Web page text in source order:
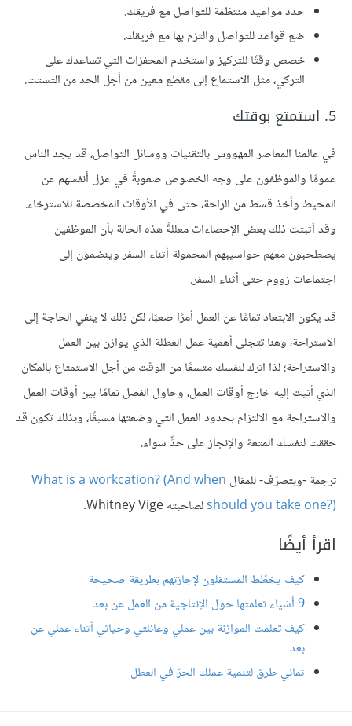
حدد مواعيد منتظمة للتواصل مع فريقك.
ضع قواعد للتواصل والتزم بها مع فريقك.
خصص وقتًا للتركيز واستخدم المحفزات التي تساعدك على
التركي، مثل الاستماع إلى مقطع معين من أجل الحد من التشتت.
5. استمتع بوقتك
في عالمنا المعاصر المهووس بالتقنيات ووسائل التواصل، قد يجد الناس
عمومًا والموظفون على وجه الخصوص صعوبةً في عزل أنفسهم عن
المحيط وأخذ قسط من الراحة، حتى في الأوقات المخصصة للاسترخاء.
وقد أثبتت ذلك بعض الإحصاءات معللةً هذه الحالة بأن الموظفين
يصطحبون معهم حواسيبهم المحمولة أثناء السفر وينضمون إلى
اجتماعات زووم حتى أثناء السفر.
قد يكون الابتعاد تمامًا عن العمل أمرًا صعبًا، لكن ذلك لا ينفي الحاجة إلى
الاستراحة، وهنا تتجلى أهمية عمل العطلة الذي يوازن بين العمل
والاستراحة؛ لذا اترك لنفسك متسعًا من الوقت من أجل الاستمتاع بالمكان
الذي أتيت إليه خارج أوقات العمل، وحاول الفصل تمامًا بين أوقات العمل
والاستراحة مع الالتزام بحدود العمل التي وضعتها مسبقًا، وبذلك تكون قد
حققت لنفسك المتعة والإنجاز على حدٍّ سواء.
ترجمة -وبتصرّف- للمقال What is a workcation? (And when
should you take one?)لصاحبته Whitney Vige.
اقرأ أيضًا
كيف يخطّط المستقلون لإجازتهم بطريقة صحيحة
9 أشياء تعلمتها حول الإنتاجية من العمل عن بعد
كيف تعلمت الموازنة بين عملي وعائلتي وحياتي أثناء عملي عن
بعد
ثماني طرق لتنمية عملك الحرّ في العطل